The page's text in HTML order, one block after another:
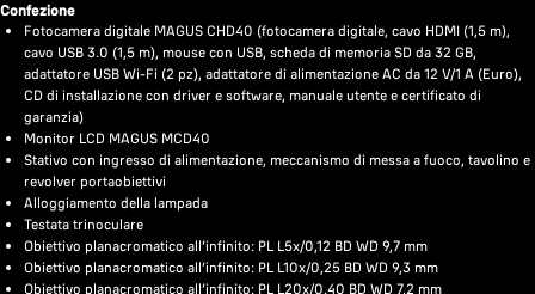
Confezione
Fotocamera digitale MAGUS CHD40 (fotocamera digitale, cavo HDMI (1,5 m),
cavo USB 3.0 (1,5 m), mouse con USB, scheda di memoria SD da 32 GB,
adattatore USB Wi-Fi (2 pz), adattatore di alimentazione AC da 12 V/1 A (Euro),
CD di installazione con driver e software, manuale utente e certificato di
garanzia)
Monitor LCD MAGUS MCD40
Stativo con ingresso di alimentazione, meccanismo di messa a fuoco, tavolino e
revolver portaobiettivi
Alloggiamento della lampada
Testata trinoculare
Obiettivo planacromatico all’infinito: PL L5x/0,12 BD WD 9,7 mm
Obiettivo planacromatico all’infinito: PL L10x/0,25 BD WD 9,3 mm
Obiettivo planacromatico all’infinito: PL L20x/0,40 BD WD 7,2 mm